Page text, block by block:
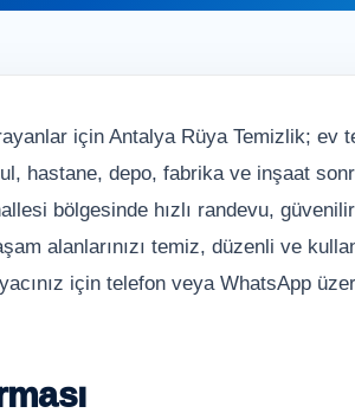
için Antalya Rüya Temizlik; ev
hastane, depo, fabrika ve inşaat
bölgesinde hızlı randevu,
alanlarınızı temiz, düzenli ve
için telefon veya WhatsApp